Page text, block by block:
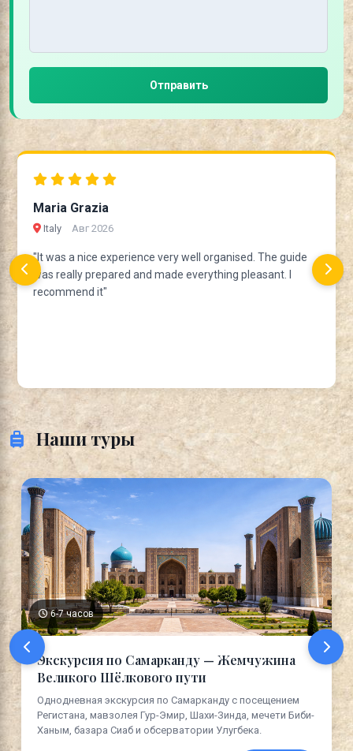
Отправить
Maria Grazia
Italy Авг 2026
"It was a nice experience very well organised. The guide
was really prepared and made everything pleasant. I
recommend it"
Наши туры
6-7 часов
Экскурсия по Самарканду — Жемчужина
Великого Шёлкового пути
Однодневная экскурсия по Самарканду с посещением
Регистана, мавзолея Гур-Эмир, Шахи-Зинда, мечети Биби-
Ханым, базара Сиаб и обсерватории Улугбека.